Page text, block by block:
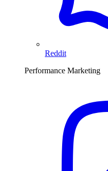
Reddit
Performance Marketing